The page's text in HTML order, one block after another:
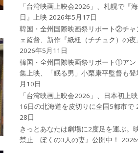
「台湾映画上映会2026」、札幌で『
日』上映 2026年5月17日
韓国・全州国際映画祭リポート②チャ
ェ監督、新作『紙杻（チチュク）の夜
2026年5月11日
韓国・全州国際映画祭リポート①アン
集上映、「眠る男」小栗康平監督も登
月10日
「台湾映画上映会2026」、日本初上
16日の北海道を皮切りに全国5都市で
28日
きっとあなたは劇場に2度足を運ぶ。
禁止 ぼくの3人の妻』公開中！